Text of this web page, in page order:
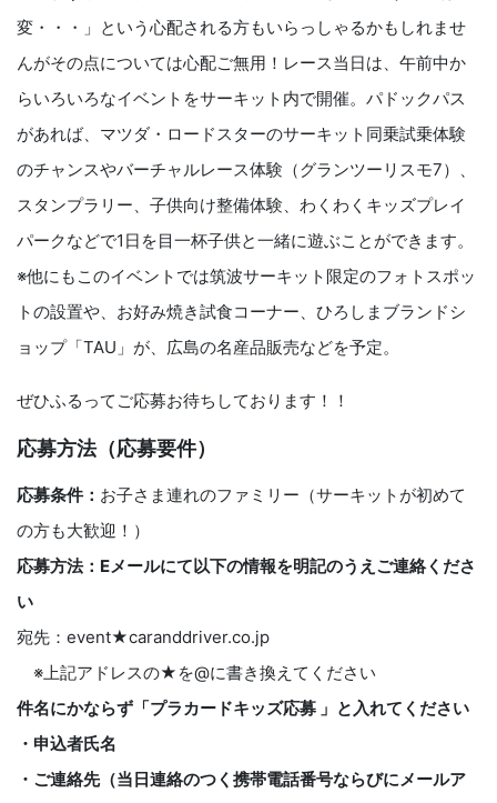
変・・・」という心配される方もいらっしゃるかもしれませ
んがその点については心配ご無用！レース当日は、午前中か
らいろいろなイベントをサーキット内で開催。パドックパス
があれば、マツダ・ロードスターのサーキット同乗試乗体験
のチャンスやバーチャルレース体験（グランツーリスモ7）、
スタンプラリー、子供向け整備体験、わくわくキッズプレイ
パークなどで1日を目一杯子供と一緒に遊ぶことができます。
※他にもこのイベントでは筑波サーキット限定のフォトスポッ
トの設置や、お好み焼き試食コーナー、ひろしまブランドシ
ョップ「TAU」が、広島の名産品販売などを予定。
ぜひふるってご応募お待ちしております！！
応募方法（応募要件）
応募条件： お子さま連れのファミリー（サーキットが初めて
の方も大歓迎！）
応募方法：Eメールにて以下の情報を明記のうえご連絡くださ
い
宛先：event★caranddriver.co.jp
※上記アドレスの★を@に書き換えてください
件名にかならず「プラカードキッズ応募 」と入れてください
・申込者氏名
・ご連絡先（当日連絡のつく携帯電話番号ならびにメールア